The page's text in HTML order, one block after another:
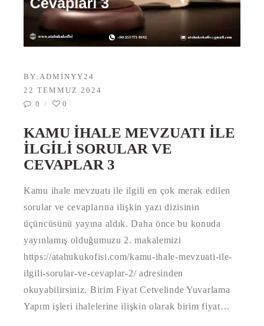
BY: ADMINYY24
22 TEMMUZ 2024
0
0
KAMU İHALE MEVZUATI ILE
İLGILI SORULAR VE
CEVAPLAR 3
Kamu ihale mevzuatı ile ilgili en çok merak edilen
sorular ve cevaplarına ilişkin yazı dizisinin
üçüncüsünü yayına aldık. Daha önce bu konuda
yayınlamış olduğumuzu 2. makalemizi
https://atahukukofisi.com/kamu-ihale-mevzuati-ile-
ilgili-sorular-ve-cevaplar-2/ adresinden
okuyabilirsiniz. Birim Fiyat Cetvelinde Yuvarlama
Yapım işleri ihalelerine ilişkin olarak birim fiyat…